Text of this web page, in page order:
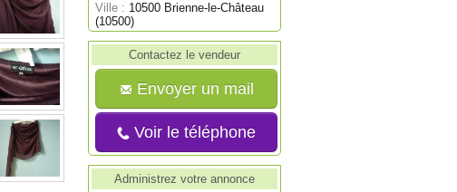
Ville : 10500 Brienne-le-Château
(10500)
Contactez le vendeur
Envoyer un mail
Voir le téléphone
Administrez votre annonce